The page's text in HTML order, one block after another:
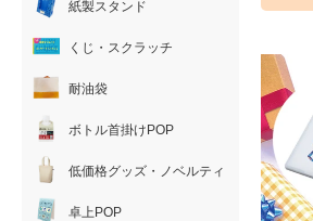
紙製スタンド
くじ・スクラッチ
耐油袋
ボトル首掛けPOP
低価格グッズ・ノベルティ
卓上POP